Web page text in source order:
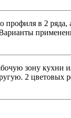
в 2
зону кухни
2